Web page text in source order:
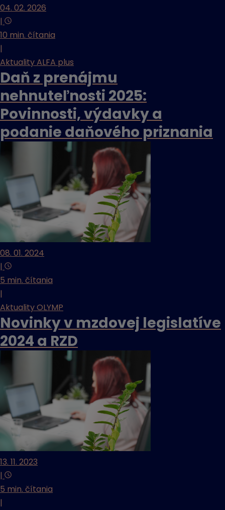
04. 02. 2026
|
10 min. čítania
|
Aktuality ALFA plus
Daň z prenájmu
nehnuteľnosti 2025:
Povinnosti, výdavky a
podanie daňového priznania
08. 01. 2024
|
5 min. čítania
|
Aktuality OLYMP
Novinky v mzdovej legislatíve
2024 a RZD
13. 11. 2023
|
5 min. čítania
|